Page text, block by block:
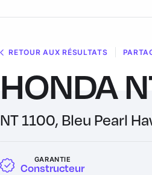
RETOUR AUX RÉSULTATS
HONDA
NT 1100, Bleu Pearl
GARANTIE
Constructeur